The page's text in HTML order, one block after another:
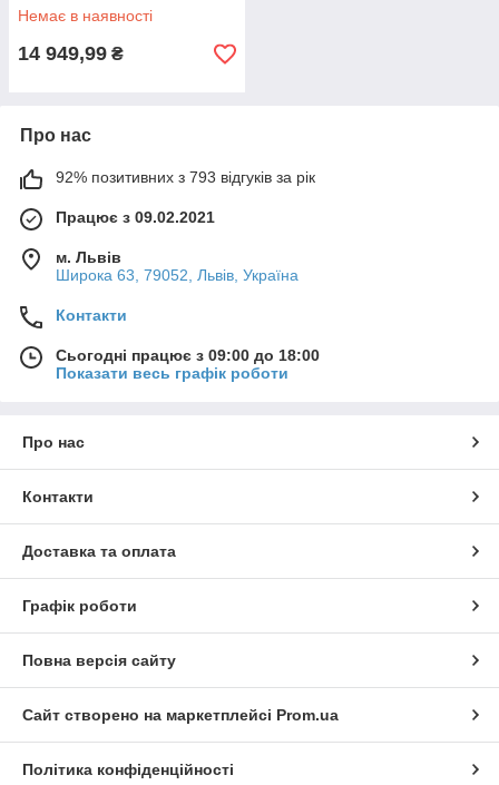
Немає в наявності
14 949,99 ₴
Про нас
92% позитивних з 793 відгуків за рік
Працює з 09.02.2021
м. Львів
Широка 63, 79052, Львів, Україна
Контакти
Сьогодні працює з 09:00 до 18:00
Показати весь графік роботи
Про нас
Контакти
Доставка та оплата
Графік роботи
Повна версія сайту
Сайт створено на маркетплейсі Prom.ua
Політика конфіденційності